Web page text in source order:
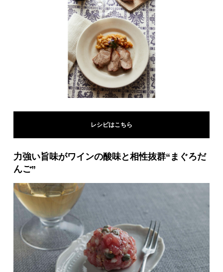
レシピはこちら
力強い旨味がワインの酸味と相性抜群“まぐろだ
んご”